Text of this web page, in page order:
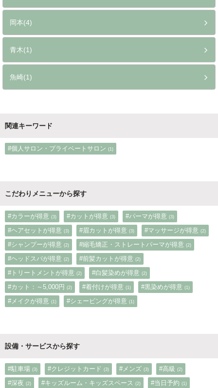
岡本(4)
青木(1)
魚崎(1)
関連キーワード
#個人サロン・プライベートサロン (1)
こだわりメニューから探す
#カラーが得意 (3) #カットが得意 (3) #パーマが得意 (3)
#ヘアセットが得意 (3) #眉カットが得意 (3) #マッサージが得意 (2)
#シャンプーが得意 (2) #縮毛矯正・ストレートパーマが得意 (2)
#ヘッドスパが得意 (2) #前髪カットが得意 (2)
#トリートメントが得意 (2) #白髪染めが得意 (2)
#カット：～5,000円 (2) #着付けが得意 (1) #黒染めが得意 (1)
#メイクが得意 (1) #シェービングが得意 (1)
設備・サービスから探す
#駐車場 (3) #クレジットカード (3) #メンズ (3) #高級 (2)
#深夜 (2) #キッズルーム・キッズスペース (2) #当日予約 (1)